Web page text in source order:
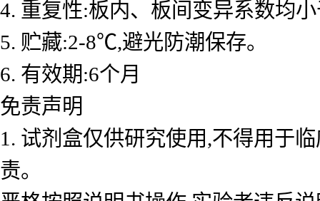
4. 重复性:板内、板间变异系数均
5. 贮藏:2-8℃,避光防潮保存。
6. 有效期:6个月
免责声明
1. 试剂盒仅供研究使用,不得用于
责。